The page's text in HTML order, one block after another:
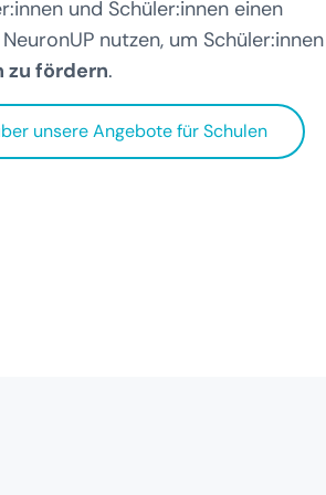
und Schüler:innen einen
nutzen, um
zu fördern.
unsere Angebote für Schulen